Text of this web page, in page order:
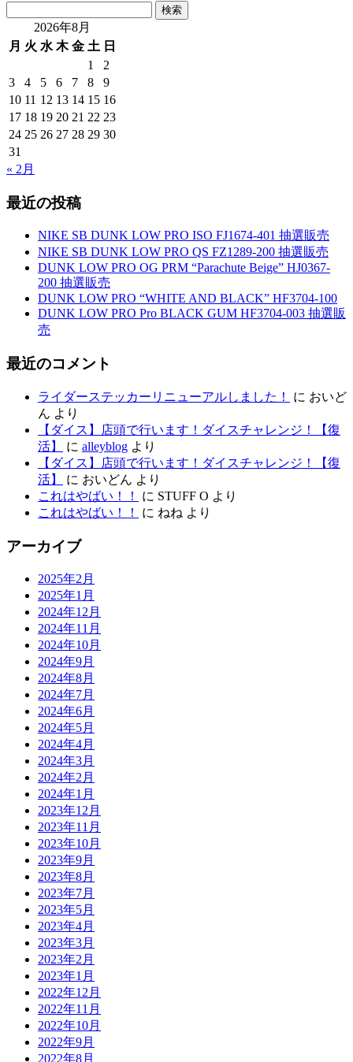
2026年8月
月 火 水 木 金 土 日
1
2
3
4 5 6 7 8
9
10 11 12 13 14 15 16
17 18 19 20 21 22 23
24 25 26 27 28 29 30
31
« 2月
最近の投稿
NIKE SB DUNK LOW PRO ISO FJ1674-401 抽選販売
NIKE SB DUNK LOW PRO QS FZ1289-200 抽選販売
DUNK LOW PRO OG PRM “Parachute Beige” HJ0367-
200 抽選販売
DUNK LOW PRO “WHITE AND BLACK” HF3704-100
DUNK LOW PRO Pro BLACK GUM HF3704-003 抽選販
売
最近のコメント
ライダーステッカーリニューアルしました！ に おいど
ん より
【ダイス】店頭で行います！ダイスチャレンジ！【復
活】
に alleyblog より
【ダイス】店頭で行います！ダイスチャレンジ！【復
活】
に おいどん より
これはやばい！！
に STUFF O より
これはやばい！！
に ねね より
アーカイブ
2025年2月
2025年1月
2024年12月
2024年11月
2024年10月
2024年9月
2024年8月
2024年7月
2024年6月
2024年5月
2024年4月
2024年3月
2024年2月
2024年1月
2023年12月
2023年11月
2023年10月
2023年9月
2023年8月
2023年7月
2023年5月
2023年4月
2023年3月
2023年2月
2023年1月
2022年12月
2022年11月
2022年10月
2022年9月
2022年8月